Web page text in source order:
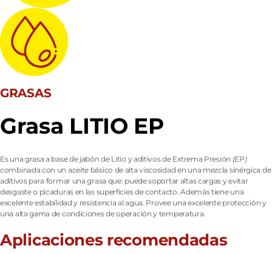
GRASAS
Grasa LITIO EP
Es una grasa a base de jabón de Litio y aditivos de Extrema Presión (EP)
combinada con un aceite básico de alta viscosidad en una mezcla sinérgica de
aditivos para formar una grasa que: puede soportar altas cargas y evitar
desgaste o picaduras en las superficies de contacto. Además tiene una
excelente estabilidad y resistencia al agua. Provee una excelente protección y
una alta gama de condiciones de operación y temperatura.
Aplicaciones recomendadas